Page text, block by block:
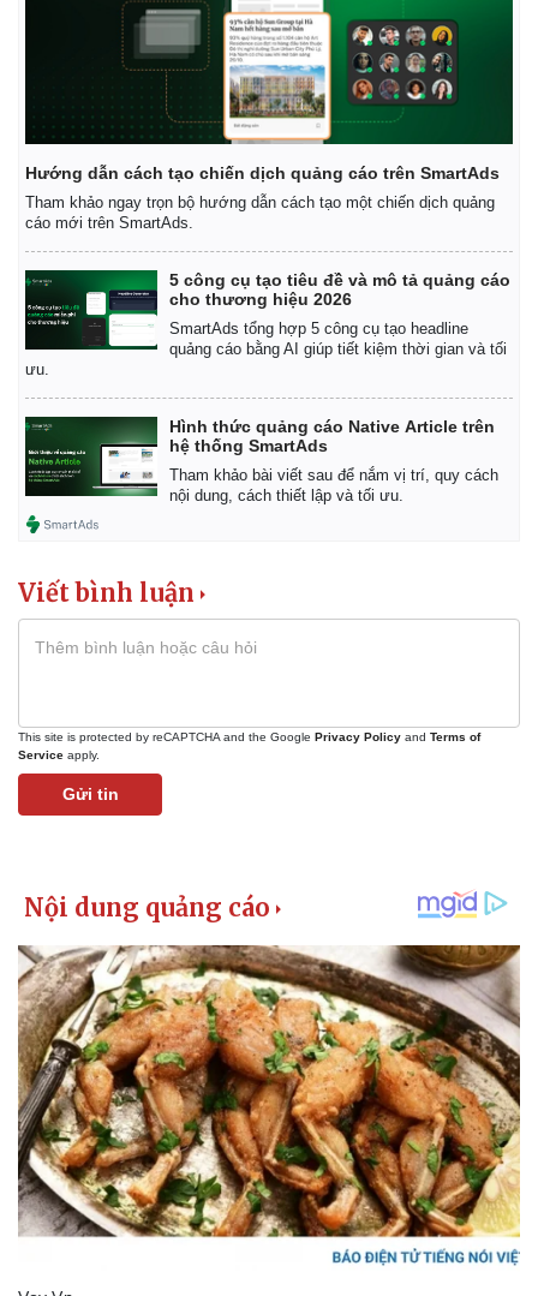
Kinh tế
Chứng khoán
Hướng dẫn cách tạo chiến dịch quảng cáo trên SmartAds
Tham khảo ngay trọn bộ hướng dẫn cách tạo một chiến dịch quảng
cáo mới trên SmartAds.
5 công cụ tạo tiêu đề và mô tả quảng cáo
cho thương hiệu 2026
SmartAds tổng hợp 5 công cụ tạo headline
quảng cáo bằng AI giúp tiết kiệm thời gian và tối
ưu.
Hình thức quảng cáo Native Article trên
hệ thống SmartAds
Tham khảo bài viết sau để nắm vị trí, quy cách
nội dung, cách thiết lập và tối ưu.
Viết bình luận
This site is protected by reCAPTCHA and the Google Privacy Policy and Terms of
Service apply.
Gửi tin